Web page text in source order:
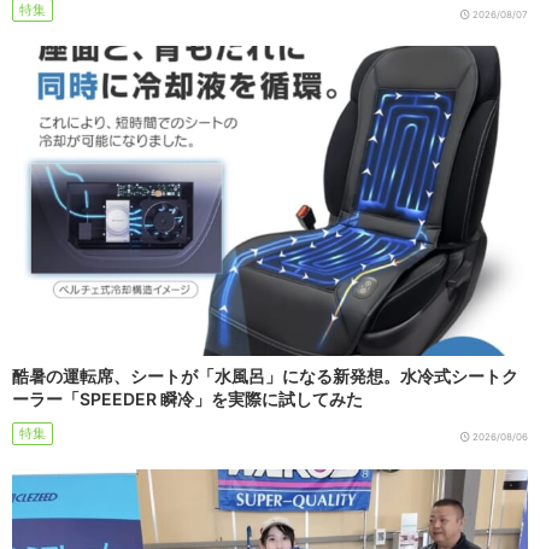
特集 2026/08/07
酷暑の運転席、シートが「水風呂」になる新発想。水冷式シートク
ーラー「SPEEDER 瞬冷」を実際に試してみた
特集 2026/08/06